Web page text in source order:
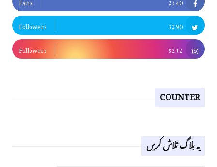
3290
Followers
5212
Followers
COUNTER
یہ بلاگ تلاش کریں